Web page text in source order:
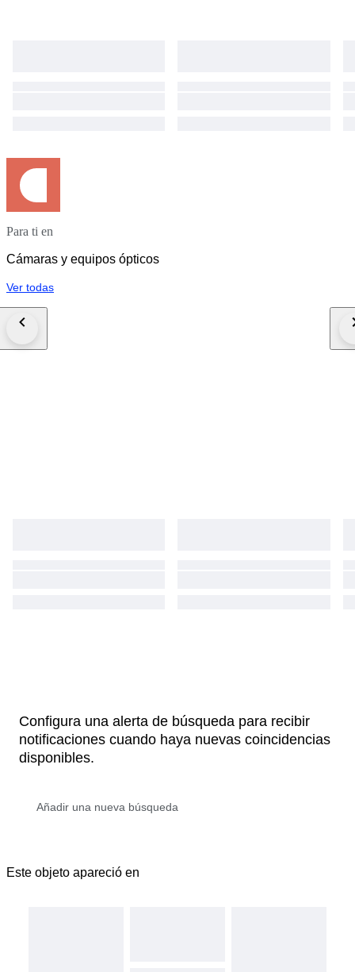
Para ti en
Cámaras y equipos ópticos
Ver todas
Configura una alerta de búsqueda para recibir
notificaciones cuando haya nuevas coincidencias
disponibles.
Este objeto apareció en